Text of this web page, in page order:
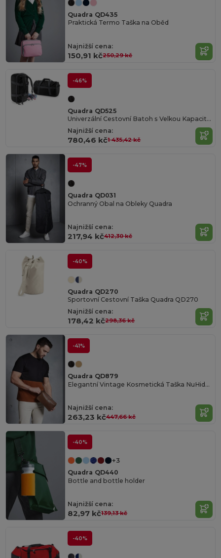
Quadra QD435
Praktická Termo Taška na Oběd
Najnižší cena:
150,91 kč250,29 kč
-46%
Quadra QD525
Univerzální Cestovní Batoh s Velkou Kapacitou
Najnižší cena:
780,46 kč1 435,42 kč
-47%
Quadra QD031
Ochranný Obal na Obleky Quadra
Najnižší cena:
217,94 kč412,30 kč
-40%
Quadra QD270
Sportovní Cestovní Taška Quadra QD270
Najnižší cena:
178,42 kč298,36 kč
-41%
Quadra QD879
Elegantní Vintage Kosmetická Taška NuHide™
Najnižší cena:
263,23 kč447,66 kč
-40%
+3
Quadra QD440
Bottle and bottle holder
Najnižší cena:
82,97 kč139,13 kč
-40%